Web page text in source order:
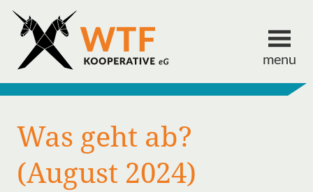
menu
Was geht ab?
(August 2024)